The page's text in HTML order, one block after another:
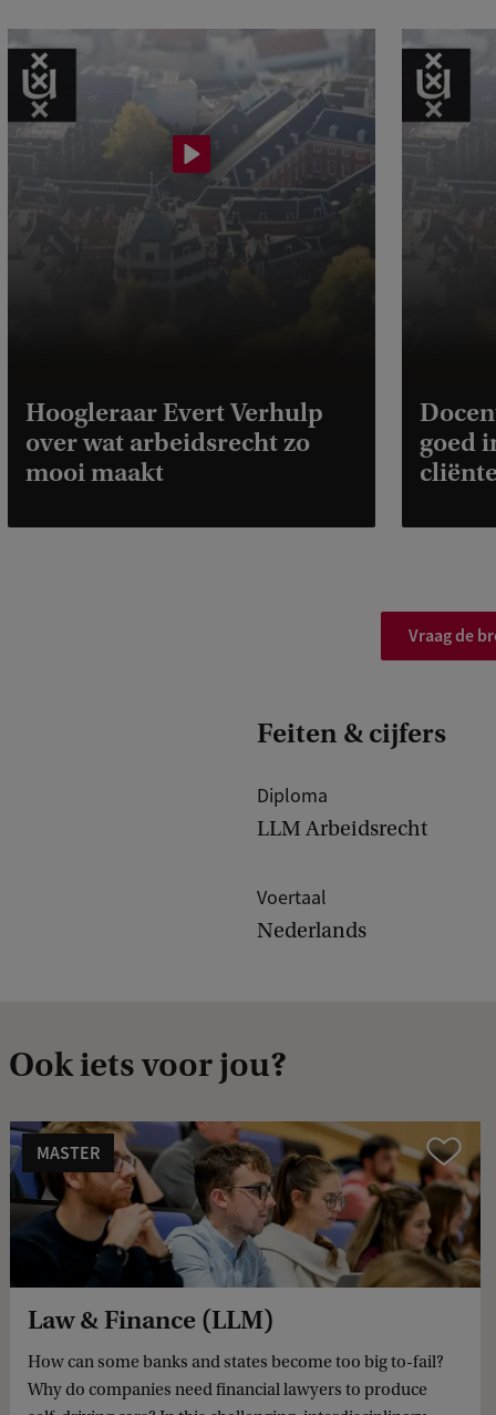
:
r
Hoogleraar Evert Verhulp
over wat arbeidsrecht zo
mooi maakt
goed
Vraag de
Feiten & cijfers
Diploma
LLM Arbeidsrecht
Voertaal
Nederlands
Ook iets voor jou?
Vergelijk
MASTER
Law & Finance (LLM)
How can some banks and states become too big to-fail?
Why do companies need financial lawyers to produce